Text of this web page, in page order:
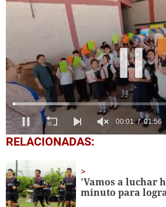
0
seconds
1
minute,
56
seconds
RELACIONADAS:
'Vamos a luchar
minuto para